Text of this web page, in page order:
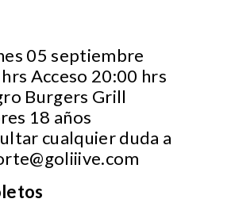
05 septiembre
Acceso 20:00 hrs
Burgers Grill
18 años
cualquier duda a